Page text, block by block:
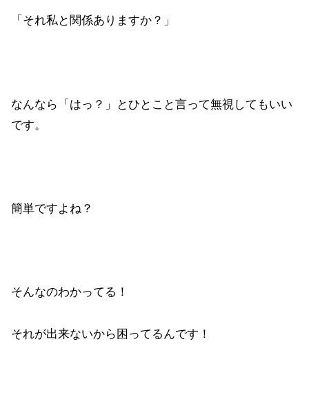
「それ私と関係ありますか？」
なんなら「はっ？」とひとこと言って無視してもいい
です。
簡単ですよね？
そんなのわかってる！
それが出来ないから困ってるんです！